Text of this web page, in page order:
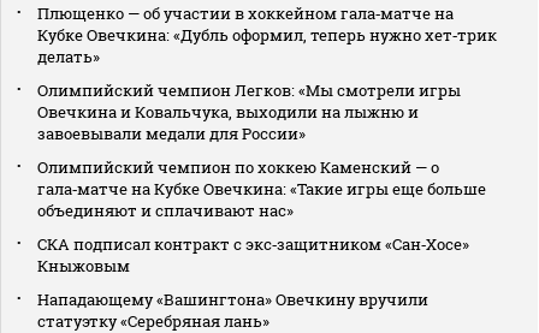
Плющенко — об участии в хоккейном гала‑матче на
Кубке Овечкина: «Дубль оформил, теперь нужно хет‑трик
делать»
Олимпийский чемпион Легков: «Мы смотрели игры
Овечкина и Ковальчука, выходили на лыжню и
завоевывали медали для России»
Олимпийский чемпион по хоккею Каменский — о
гала‑матче на Кубке Овечкина: «Такие игры еще больше
объединяют и сплачивают нас»
СКА подписал контракт с экс‑защитником «Сан‑Хосе»
Кныжовым
Нападающему «Вашингтона» Овечкину вручили
статуэтку «Серебряная лань»